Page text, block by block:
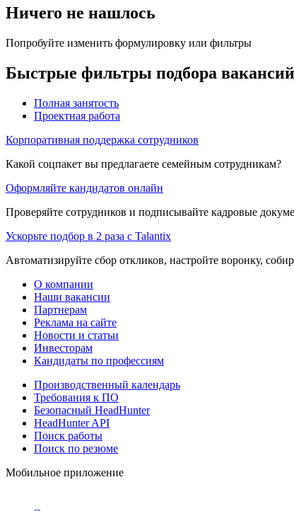
Ничего не нашлось
Попробуйте изменить формулировку или фильтры
Быстрые фильтры подбора вакансий
Полная занятость
Проектная работа
Корпоративная поддержка сотрудников
Какой соцпакет вы предлагаете семейным сотрудникам?
Оформляйте кандидатов онлайн
Проверяйте сотрудников и подписывайте кадровые
Ускорьте подбор в 2 раза с Talantix
Автоматизируйте сбор откликов, настройте воронку,
О компании
Наши вакансии
Партнерам
Реклама на сайте
Новости и статьи
Инвесторам
Кандидаты по профессиям
Производственный календарь
Требования к ПО
Безопасный HeadHunter
HeadHunter API
Поиск работы
Поиск по резюме
Мобильное приложение